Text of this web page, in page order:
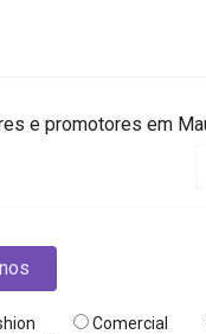
e promotores em
Comercial